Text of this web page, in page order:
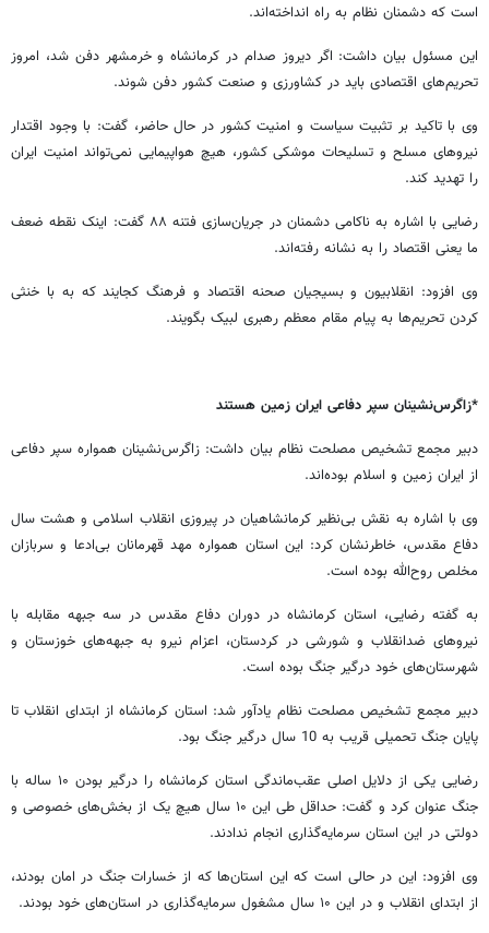
است که دشمنان نظام به راه انداخته‌اند.
این مسئول بیان داشت: اگر دیروز صدام در کرمانشاه و خرمشهر دفن شد، امروز
تحریم‌های اقتصادی باید در کشاورزی و صنعت کشور دفن شوند.
وی با تاکید بر تثبیت سیاست و امنیت کشور در حال حاضر، گفت: با وجود اقتدار
نیروهای مسلح و تسلیحات موشکی کشور، هیچ هواپیمایی نمی‌تواند امنیت ایران
را تهدید کند.
رضایی با اشاره به ناکامی دشمنان در جریان‌سازی فتنه ۸۸ گفت: اینک نقطه ضعف
ما یعنی اقتصاد را به نشانه رفته‌اند.
وی افزود: انقلابیون و بسیجیان صحنه اقتصاد و فرهنگ کجایند که به با خنثی
کردن تحریم‌ها به پیام مقام معظم رهبری لبیک بگویند.
*زاگرس‌نشینان سپر دفاعی ایران زمین هستند
دبیر مجمع تشخیص مصلحت نظام بیان داشت: زاگرس‌نشینان همواره سپر دفاعی
از ایران‌ زمین و اسلام بوده‌اند.
وی با اشاره به نقش بی‌نظیر کرمانشاهیان در پیروزی انقلاب اسلامی و هشت سال
دفاع مقدس، خاطرنشان کرد: این استان همواره مهد قهرمانان بی‌ادعا و سربازان
مخلص روح‌الله بوده است.
به گفته رضایی، استان کرمانشاه در دوران دفاع مقدس در سه جبهه مقابله با
نیروهای ضدانقلاب و شورشی در کردستان، اعزام نیرو به جبهه‌های خوزستان و
شهرستان‌های خود درگیر جنگ بوده است.
دبیر مجمع تشخیص مصلحت نظام یادآور شد: استان کرمانشاه از ابتدای انقلاب تا
پایان جنگ تحمیلی قریب به 10 سال درگیر جنگ بود.
رضایی یکی از دلایل اصلی عقب‌ماندگی استان کرمانشاه را درگیر بودن ۱۰ ساله با
جنگ عنوان کرد و گفت: حداقل طی این ۱۰ سال هیچ یک از بخش‌های خصوصی و
دولتی در این استان سرمایه‌گذاری انجام ندادند.
وی افزود: این در حالی است که این استان‌ها که از خسارات جنگ در امان بودند،
از ابتدای انقلاب و در این ۱۰ سال مشغول سرمایه‌گذاری در استان‌های خود بودند.